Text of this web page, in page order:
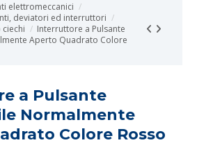
elettromeccanici
deviatori ed interruttori
Interruttore a Pulsante
Aperto Quadrato Colore
a Pulsante
Normalmente
Colore Rosso